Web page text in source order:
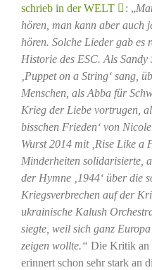
schrieb in der WELT : „
hören, man kann aber auch
hören. Solche Lieder gab
Historie des ESC. Als
‚Puppet on a String‘ sang,
Menschen, als Abba für
Krieg der Liebe vortrugen,
bisschen Frieden‘ von
Wurst 2014 mit ‚Rise Like a
Minderheiten solidarisierte,
der Hymne ‚1944‘ über die
Kriegsverbrechen auf der
ukrainische Kalush
siegte, weil sich ganz
zeigen wollte.“ Die Kritik an
erinnert schon sehr stark an